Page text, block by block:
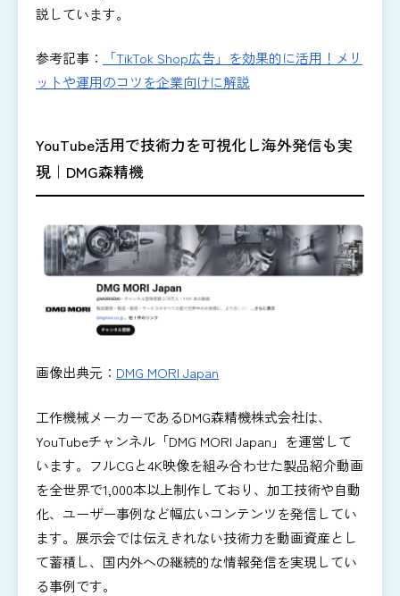
説しています。
参考記事：
「TikTok Shop広告」を効果的に活用！メリ
ットや運用のコツを企業向けに解説
YouTube活用で技術力を可視化し海外発信も実
現｜DMG森精機
画像出典元： DMG MORI Japan
工作機械メーカーであるDMG森精機株式会社は、
YouTubeチャンネル「DMG MORI Japan」を運営して
います。フルCGと4K映像を組み合わせた製品紹介動画
を全世界で1,000本以上制作しており、加工技術や自動
化、ユーザー事例など幅広いコンテンツを発信してい
ます。展示会では伝えきれない技術力を動画資産とし
て蓄積し、国内外への継続的な情報発信を実現してい
る事例です。